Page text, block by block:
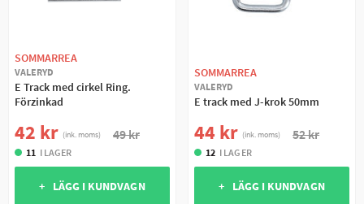
SOMMARREA
VALERYD
E Track med cirkel Ring.
Förzinkad
42 kr (ink. moms) 49 kr
11 I LAGER
+ LÄGG I KUNDVAGN
SOMMARREA
VALERYD
E track med J-krok 50mm
44 kr (ink. moms) 52 kr
12 I LAGER
+ LÄGG I KUNDVAGN